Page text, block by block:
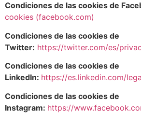
Condiciones de las cookies de
cookies (facebook.com)
Condiciones de las cookies de
Twitter: https://twitter.com/es/
Condiciones de las cookies de
LinkedIn: https://es.linkedin.com/
Condiciones de las cookies de
Instagram: https://